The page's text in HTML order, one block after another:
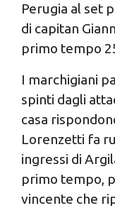
Perugia al set
di capitan
primo tempo
I marchigiani
spinti dagli
casa
Lorenzetti fa
ingressi di
primo tempo,
vincente che